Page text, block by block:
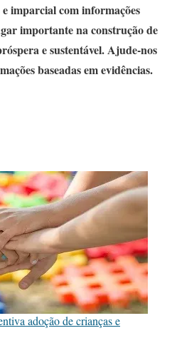
imparcial com informações
importante na construção de
e sustentável. Ajude-nos
baseadas em evidências.
adoção de crianças e